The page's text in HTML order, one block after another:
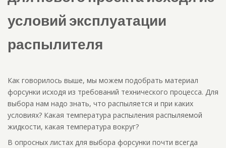
условий эксплуатации
распылителя
Как говорилось выше, мы можем подобрать материал
форсунки исходя из требований технического процесса. Для
выбора нам надо знать, что распыляется и при каких
условиях? Какая температура распыления распыляемой
жидкости, какая температура вокруг?
В опросных листах для выбора форсунки почти всегда